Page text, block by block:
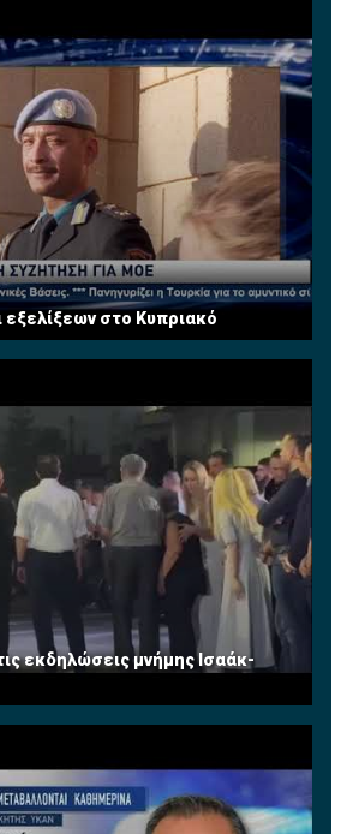
εξελίξεων στο Κυπριακό
εκδηλώσεις μνήμης Ισαάκ-